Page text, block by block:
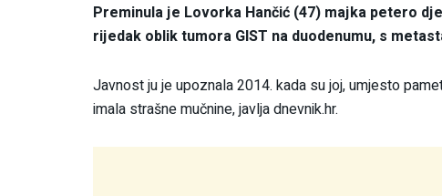
Preminula je Lovorka Hančić (47) majka petero
rijedak oblik tumora GIST na duodenumu, s
Javnost ju je upoznala 2014. kada su joj, umjesto
imala strašne mučnine, javlja dnevnik.hr.